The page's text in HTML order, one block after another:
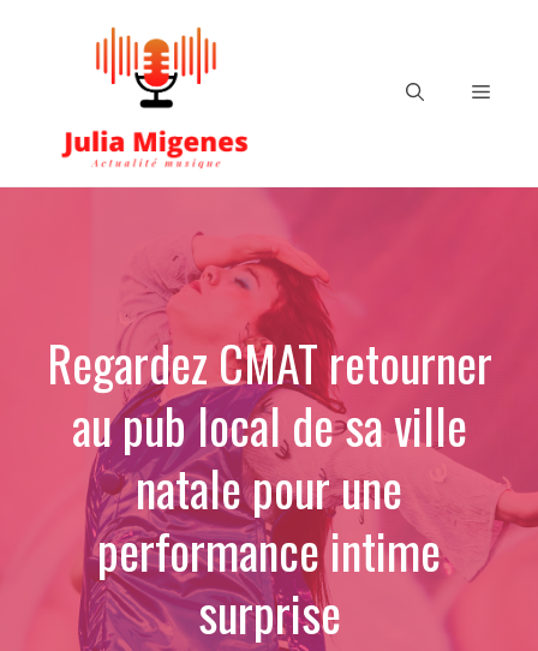
Menu
Regardez CMAT retourner
au pub local de sa ville
natale pour une
performance intime
surprise